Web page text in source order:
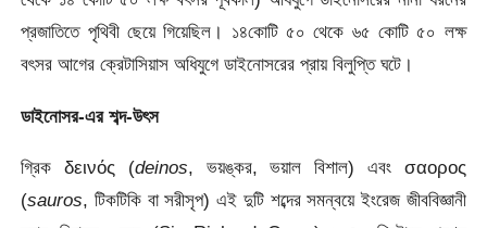
প্রজাতিতে পৃথিবী ছেয়ে গিয়েছিল। ১৪কোটি ৫০ থেকে ৬৫ কোটি ৫০ লক্ষ
বৎসর আগের ক্রেটাসিয়াস অধিযুগে ডাইনোসরের প্রায় বিলুপ্তি ঘটে।
ডাইনোসর-এর শব্দ-উৎস
গ্রিক δεινός (deinos, ভয়ঙ্কর, ভয়াল বিশাল) এবং σαορος
(sauros, টিকটিকি বা সরীসৃপ) এই দুটি শব্দের সমন্বয়ে ইংরেজ জীববিজ্ঞানী